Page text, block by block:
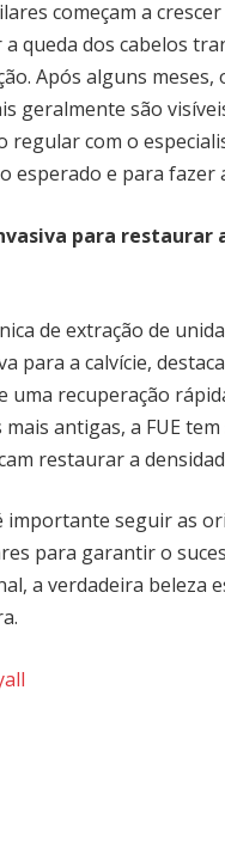
começam a
queda dos cabelos
Após alguns meses,
geralmente são
regular com o
esperado e para fazer
para restaurar
de extração de
para a calvície,
recuperação
antigas, a FUE
restaurar a
importante seguir as
para garantir o
a verdadeira beleza